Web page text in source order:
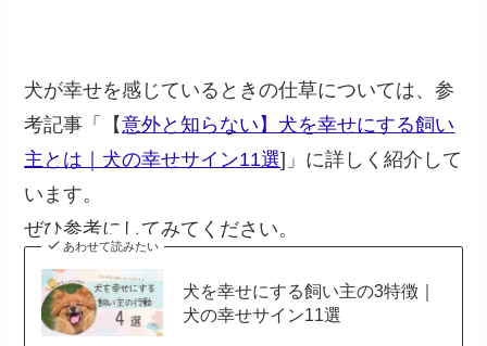
犬が幸せを感じているときの仕草については、参
考記事「【意外と知らない】犬を幸せにする飼い
主とは｜犬の幸せサイン11選]」に詳しく紹介して
います。
ぜひ参考にしてみてください。
あわせて読みたい
犬を幸せにする飼い主の3特徴｜
犬の幸せサイン11選